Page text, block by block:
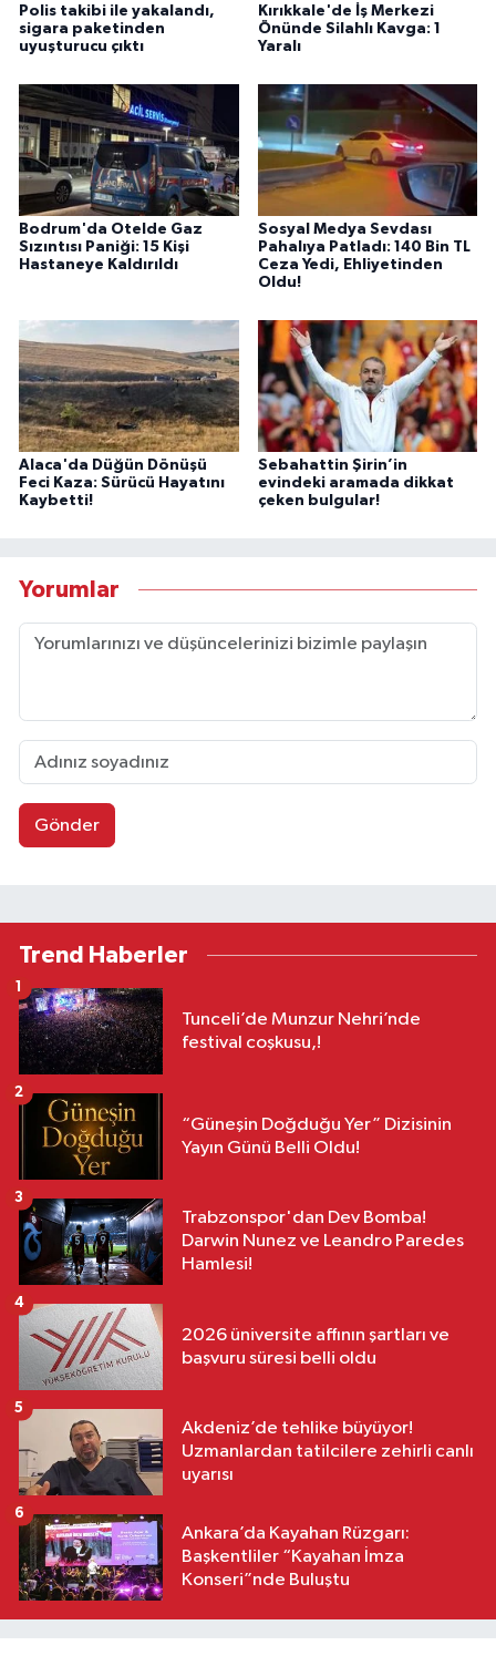
Polis takibi ile yakalandı,
sigara paketinden
uyuşturucu çıktı
Kırıkkale'de İş Merkezi
Önünde Silahlı Kavga: 1
Yaralı
Bodrum'da Otelde Gaz
Sızıntısı Paniği: 15 Kişi
Hastaneye Kaldırıldı
Sosyal Medya Sevdası
Pahalıya Patladı: 140 Bin TL
Ceza Yedi, Ehliyetinden
Oldu!
Alaca'da Düğün Dönüşü
Feci Kaza: Sürücü Hayatını
Kaybetti!
Sebahattin Şirin’in
evindeki aramada dikkat
çeken bulgular!
Yorumlar
Gönder
Trend Haberler
Tunceli’de Munzur Nehri’nde
festival coşkusu,!
1
“Güneşin Doğduğu Yer” Dizisinin
Yayın Günü Belli Oldu!
2
Trabzonspor'dan Dev Bomba!
Darwin Nunez ve Leandro Paredes
Hamlesi!
3
2026 üniversite affının şartları ve
başvuru süresi belli oldu
4
Akdeniz’de tehlike büyüyor!
Uzmanlardan tatilcilere zehirli canlı
uyarısı
5
Ankara’da Kayahan Rüzgarı:
Başkentliler “Kayahan İmza
Konseri”nde Buluştu
6